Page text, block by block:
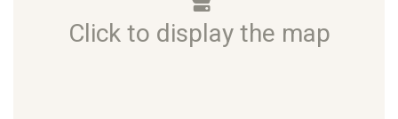
Click to display the map